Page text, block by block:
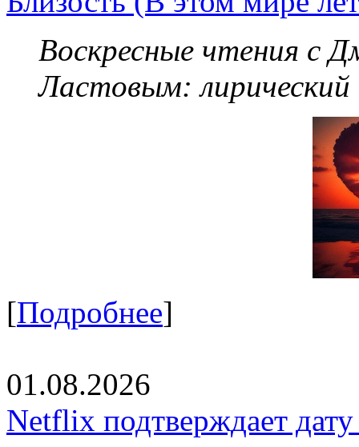
Воскресные чтения с
Ластовым:
[Подробнее]
01.08.2026
Netflix подтверждает